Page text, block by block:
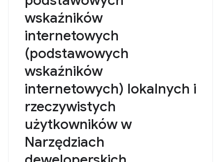
wskaźników
internetowych
(podstawowych
wskaźników
internetowych) lokalnych i
rzeczywistych
użytkowników w
Narzędziach